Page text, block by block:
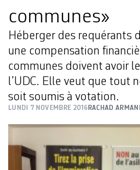
communes»
Héberger des requérants
une compensation
communes doivent avoir
l’UDC. Elle veut que tout
soit soumis à votation.
LUNDI 7 NOVEMBRE 2016 RACHAD